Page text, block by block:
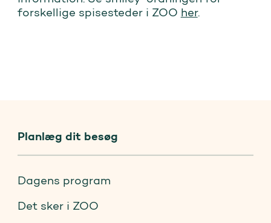
forskellige spisesteder i ZOO her.
Planlæg dit besøg
Dagens program
Det sker i ZOO